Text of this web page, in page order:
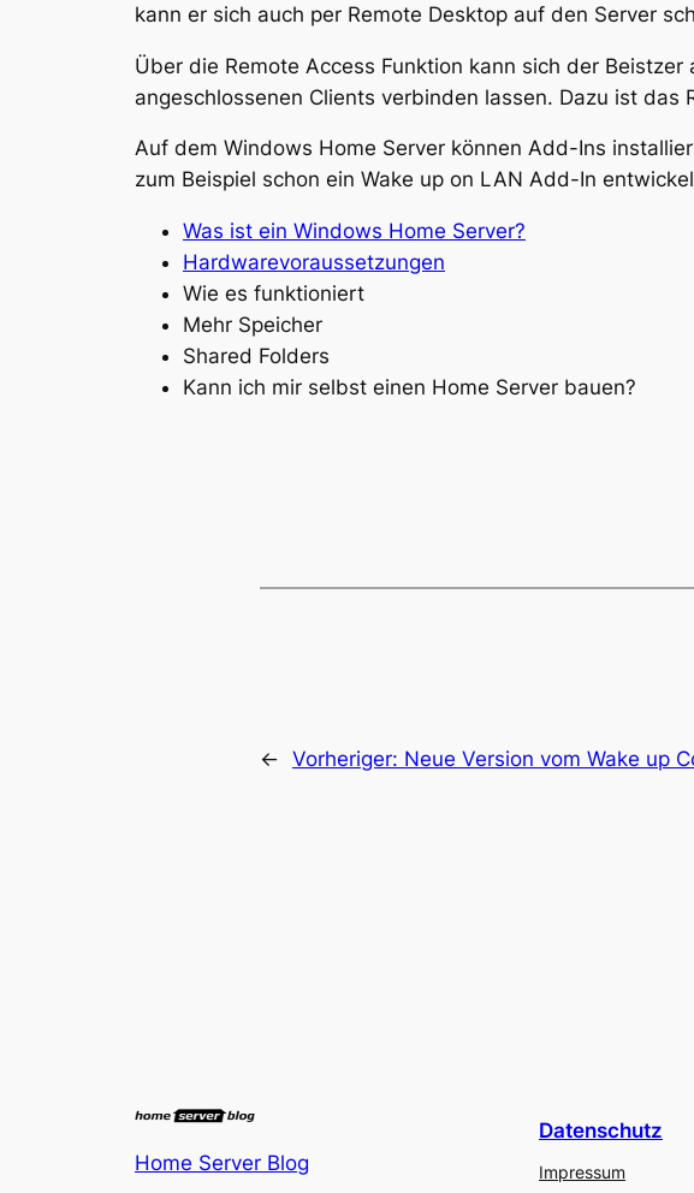
kann er sich auch per Remote Desktop auf den Server
Über die Remote Access Funktion kann sich der
angeschlossenen Clients verbinden lassen. Dazu ist
Auf dem Windows Home Server können Add-Ins
zum Beispiel schon ein Wake up on LAN Add-In
Was ist ein Windows Home Server?
Hardwarevoraussetzungen
Wie es funktioniert
Mehr Speicher
Shared Folders
Kann ich mir selbst einen Home Server bauen?
← Vorheriger: Neue Version vom Wake up
Home Server Blog
Datenschutz
Impressum